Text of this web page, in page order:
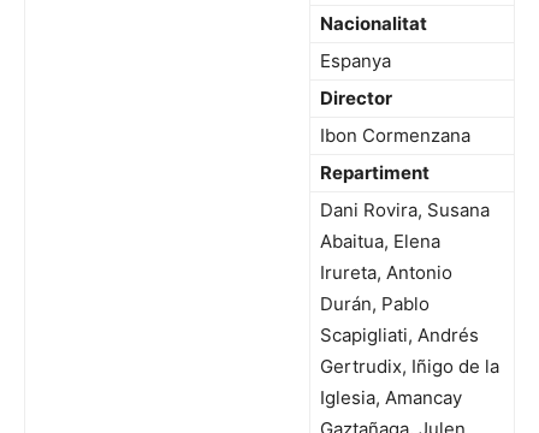
Nacionalitat
Espanya
Director
Ibon Cormenzana
Repartiment
Dani Rovira, Susana
Abaitua, Elena
Irureta, Antonio
Durán, Pablo
Scapigliati, Andrés
Gertrudix, Iñigo de la
Iglesia, Amancay